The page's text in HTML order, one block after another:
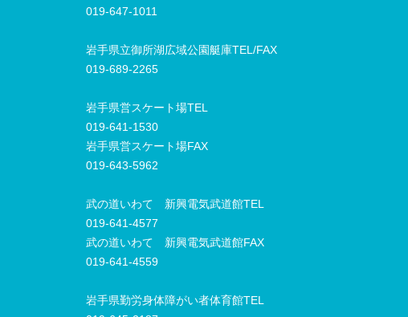
019-647-1011
岩手県立御所湖広域公園艇庫TEL/FAX
019-689-2265
岩手県営スケート場TEL
019-641-1530
岩手県営スケート場FAX
019-643-5962
武の道いわて 新興電気武道館TEL
019-641-4577
武の道いわて 新興電気武道館FAX
019-641-4559
岩手県勤労身体障がい者体育館TEL